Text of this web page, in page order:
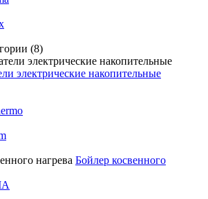
(8)
электрические накопительные
Бойлер косвенного